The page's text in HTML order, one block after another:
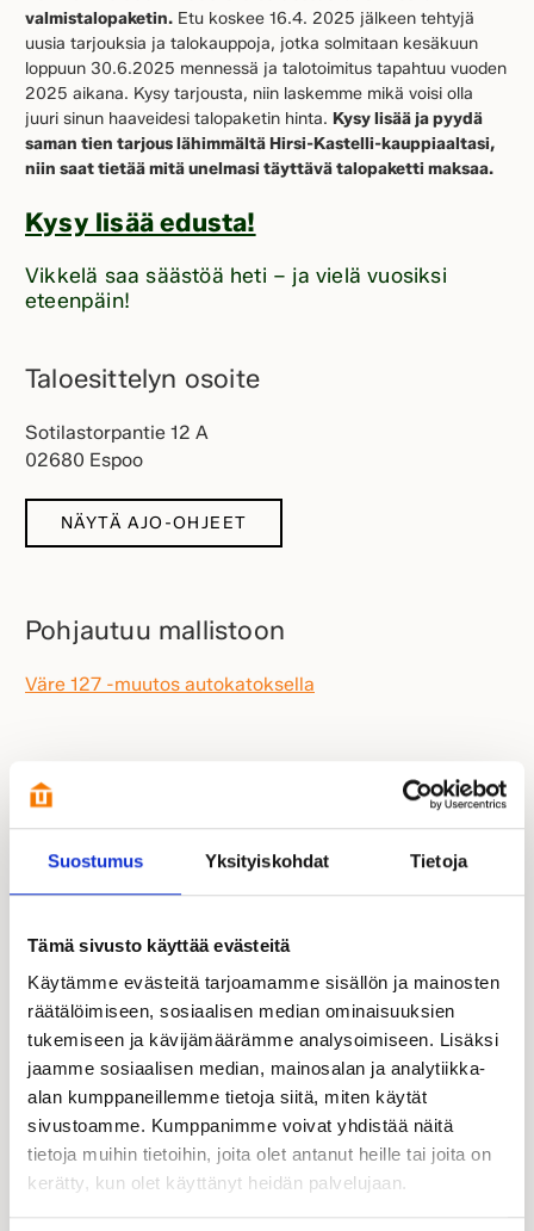
Suostumus Yksityiskohdat Tietoja
Tämä sivusto käyttää evästeitä
Käytämme evästeitä tarjoamamme sisällön ja mainosten
räätälöimiseen, sosiaalisen median ominaisuuksien
tukemiseen ja kävijämäärämme analysoimiseen. Lisäksi
jaamme sosiaalisen median, mainosalan ja analytiikka-
alan kumppaneillemme tietoja siitä, miten käytät
sivustoamme. Kumppanimme voivat yhdistää näitä
tietoja muihin tietoihin, joita olet antanut heille tai joita on
kerätty, kun olet käyttänyt heidän palvelujaan.
valmistalopaketin. Etu koskee 16.4. 2025 jälkeen tehtyjä
uusia tarjouksia ja talokauppoja, jotka solmitaan kesäkuun
loppuun 30.6.2025 mennessä ja talotoimitus tapahtuu vuoden
2025 aikana. Kysy tarjousta, niin laskemme mikä voisi olla
juuri sinun haaveidesi talopaketin hinta. Kysy lisää ja pyydä
saman tien tarjous lähimmältä Hirsi-Kastelli-kauppiaaltasi,
niin saat tietää mitä unelmasi täyttävä talopaketti maksaa.
Kysy lisää edusta!
Vikkelä saa säästöä heti – ja vielä vuosiksi
eteenpäin!
Taloesittelyn osoite
Sotilastorpantie 12 A
02680 Espoo
NÄYTÄ AJO-OHJEET
Pohjautuu mallistoon
Väre 127 -muutos autokatoksella
Esittelyssä paikalla: